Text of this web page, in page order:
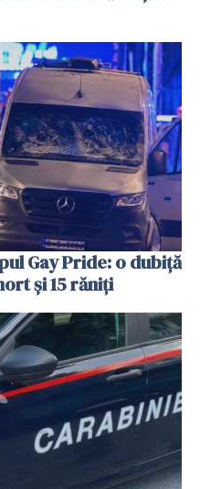
Gay Pride: o dubiță
și 15 răniți